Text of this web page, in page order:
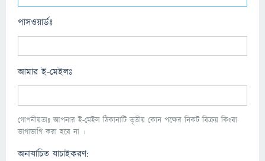
পাসওয়ার্ডঃ
আমার ই-মেইলঃ
গোপনীয়তাঃ আপনার ই-মেইল ঠিকানাটি তৃতীয় কোন পক্ষের নিকট বিক্রয় কিংবা
ভাগাভাগি করা হবে না ।
অনাযাচিত যাচাইকরণ: